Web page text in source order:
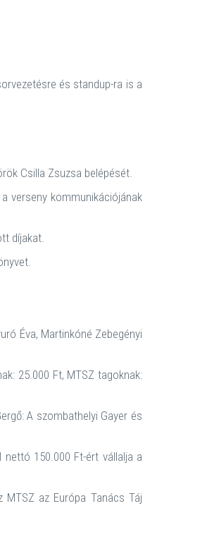
és standup-ra is a
Csilla Zsuzsa belépését.
verseny kommunikációjának
díjakat.
Éva, Martinkóné Zebegényi
25.000 Ft, MTSZ tagoknak:
A szombathelyi Gayer és
150.000 Ft-ért vállalja a
az Európa Tanács Táj